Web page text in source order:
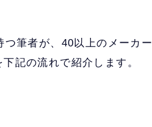
筆者が、40以上のメーカー
記の流れで紹介します。